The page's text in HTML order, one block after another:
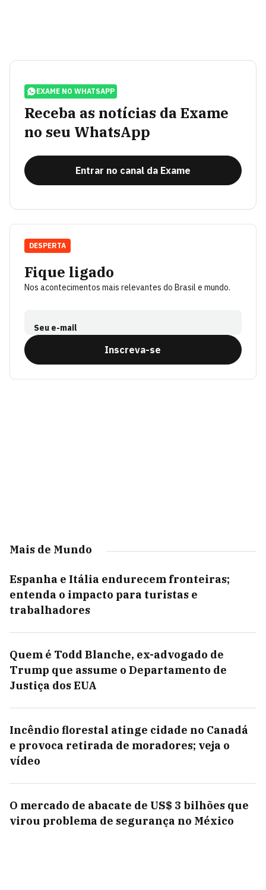
EXAME NO WHATSAPP
Receba as notícias da Exame
no seu WhatsApp
Entrar no canal da Exame
Fique ligado
Nos acontecimentos mais relevantes do Brasil e mundo.
Seu e-mail
Inscreva-se
DESPERTA
Mais de Mundo
Espanha e Itália endurecem fronteiras;
entenda o impacto para turistas e
trabalhadores
Quem é Todd Blanche, ex-advogado de
Trump que assume o Departamento de
Justiça dos EUA
Incêndio florestal atinge cidade no Canadá
e provoca retirada de moradores; veja o
vídeo
O mercado de abacate de US$ 3 bilhões que
virou problema de segurança no México